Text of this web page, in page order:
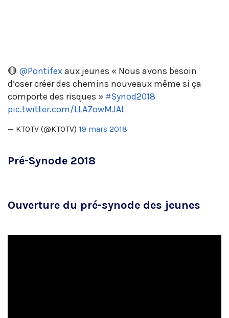
🔴 @Pontifexaux jeunes « Nous avons besoin
d’oser créer des chemins nouveaux même si ça
comporte des risques » #Synod2018
pic.twitter.com/LLA7owMJAt
— KTOTV (@KTOTV) 19 mars 2018
Pré-Synode 2018
Ouverture du pré-synode des jeunes